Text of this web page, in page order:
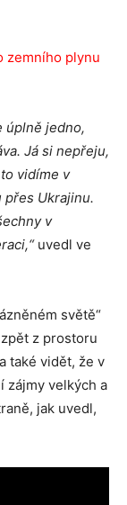
zemního plynu
úplně jedno,
Já si nepřeju,
vidíme v
Ukrajinu.
v
uvedl ve
světě“
z prostoru
také vidět, že v
zájmy velkých a
jak uvedl,